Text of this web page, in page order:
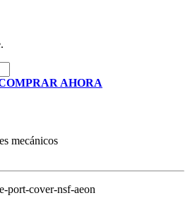
AHORA
mecánicos
port-cover-nsf-aeon